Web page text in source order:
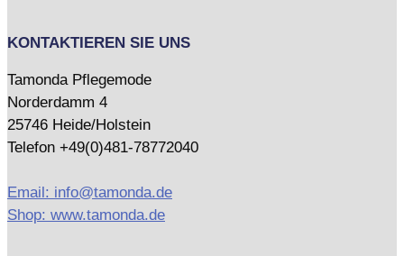
KONTAKTIEREN SIE UNS
Tamonda Pflegemode
Norderdamm 4
25746 Heide/Holstein
Telefon +49(0)481-78772040
Email: info@tamonda.de
Shop: www.tamonda.de